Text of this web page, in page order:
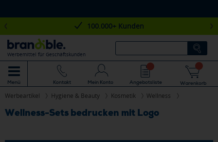
100.000+ Kunden
Werbemittel für Geschäftskunden
Menü Kontakt Mein Konto Angebotsliste Warenkorb
Werbeartikel Hygiene & Beauty Kosmetik Wellness
Wellness-Sets bedrucken mit Logo